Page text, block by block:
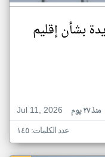
بشأن إقليم
Jul 11, 2026
منذ ٢٧ يوم
عدد الكلمات: ١٤٥